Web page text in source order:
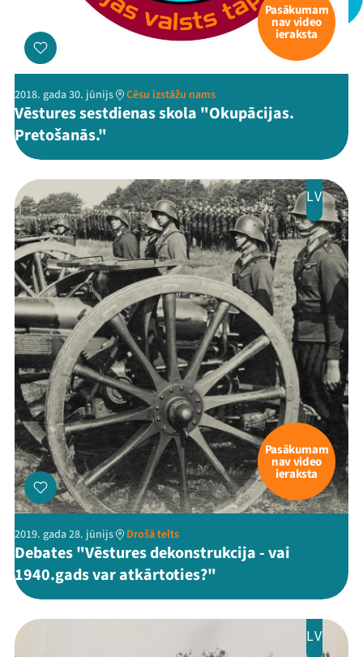
Mana programma
Festivāls
Programma
Viņi bija LAMPĀ 2026
Jaunumi
Ziedo
Veikals
Kontakti
ThreadsFacebookYoutube
X Instagram
Flick TikTok
Pasākumam
nav video
ieraksta
2018. gada 30. jūnijs Cēsu izstāžu nams
Vēstures sestdienas skola "Okupācijas.
Pretošanās."
LV
Pasākumam
nav video
ieraksta
2019. gada 28. jūnijs Drošā telts
Debates "Vēstures dekonstrukcija - vai
1940.gads var atkārtoties?"
LV